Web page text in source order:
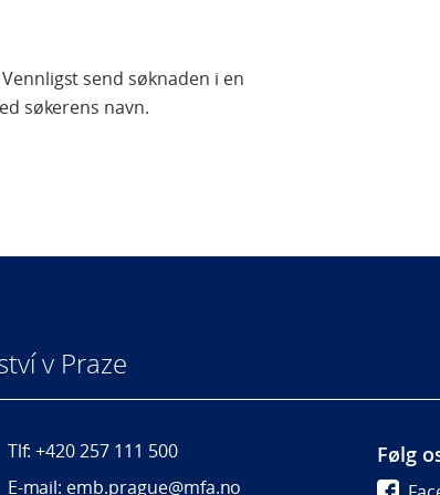
Vennligst send søknaden i en
søkerens navn.
v Praze
Tlf: +420 257 111 500
E-mail: emb.prague@mfa.no
Følg